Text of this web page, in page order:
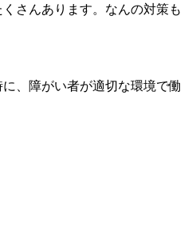
さんあります。なんの対策も
、障がい者が適切な環境で働